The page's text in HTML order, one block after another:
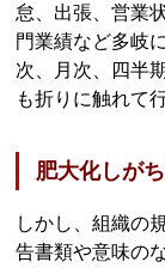
怠、出張、営業
門業績など多岐
次、月次、四半
も折りに触れて
肥大化しが
しかし、組織の
告書類や意味の